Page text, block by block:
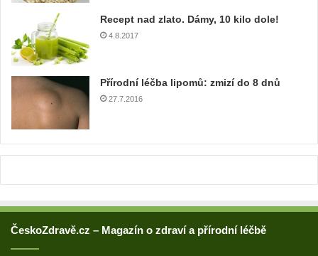
d
r
Recept nad zlato. Dámy, 10 kilo dole!
4.8.2017
Přírodní léčba lipomů: zmizí do 8 dnů
27.7.2016
ČeskoZdravě.cz – Magazín o zdraví a přírodní léčbě